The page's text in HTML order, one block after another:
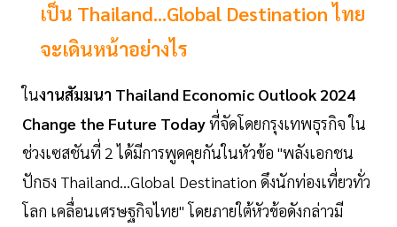
เป็น Thailand...Global Destination ไทย
จะเดินหน้าอย่างไร
ในงานสัมมนา Thailand Economic Outlook 2024
Change the Future Todayที่จัดโดยกรุงเทพธุรกิจ ใน
ช่วงเซสชันที่ 2 ได้มีการพูดคุยกันในหัวข้อ "พลังเอกชน
ปักธง Thailand...Global Destination ดึงนักท่องเที่ยวทั่ว
โลก เคลื่อนเศรษฐกิจไทย" โดยภายใต้หัวข้อดังกล่าวมี